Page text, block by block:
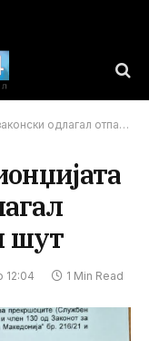
отпад на градежен шут
шут
12:04 1 Min Read